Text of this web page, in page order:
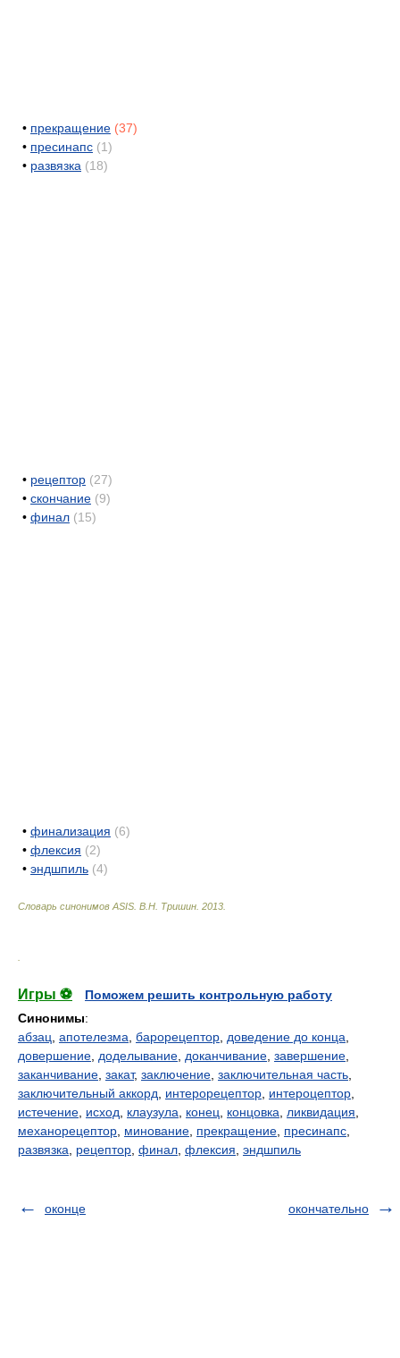
• прекращение (37)
• пресинапс (1)
• развязка (18)
• рецептор (27)
• скончание (9)
• финал (15)
• финализация (6)
• флексия (2)
• эндшпиль (4)
Словарь синонимов ASIS. В.Н. Тришин 2013
Игры ⚽
Поможем решить контрольную работу
Синонимы:
абзац апотелезма барорецептор доведение до конца
довершение доделывание доканчивание завершение
заканчивание закат, заключение заключительная часть
заключительный аккорд
интерорецептор интероцептор
истечение исход клаузула конец концовка ликвидация
механорецептор минование прекращение пресинапс
развязка
рецептор финал флексия эндшпиль
оконце окончательно